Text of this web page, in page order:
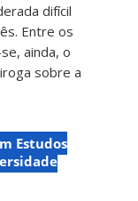
difícil
Entre os
ainda, o
sobre a
Estudos